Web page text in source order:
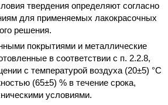
твердения определяют согласно
для применяемых лакокрасочных
решения.
покрытиями и металлические
в соответствии с п. 2.2.8,
с температурой воздуха (20±5) °С
(65±5) % в течение срока,
условиями.